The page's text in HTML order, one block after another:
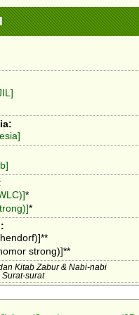
*
*
strong)]**
Kitab Zabur & Nabi-nabi
surat